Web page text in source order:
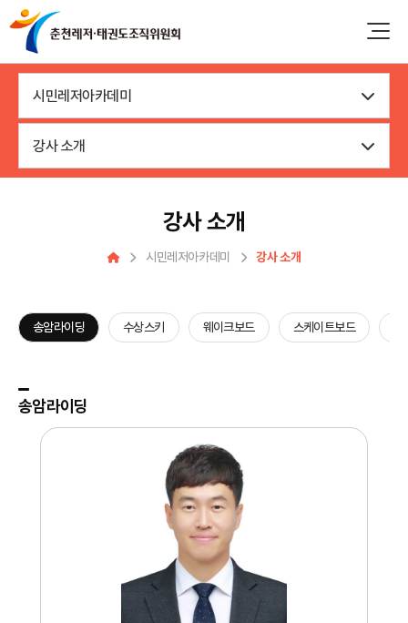
시민레저아카데미
강사 소개
강사 소개
시민레저아카데미 강사 소개
송암라이딩 수상스키 웨이크보드 스케이트보드
송암라이딩